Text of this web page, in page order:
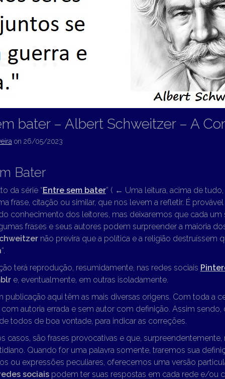
bater – Albert Schweitzer – A
on 26/05/2023
Bater
da série “Entre sem bater” ( ← Uma leitura, acima de tudo,
frase, citação ou similar, que nos levem a refletir. É
conhecimento dos leitores, mas deixaremos que cada um
frases e seus autores podem surpreender a maioria
não previra que a política e a religião destruíssem
“.
terá reprodução, resumidamente, nas redes sociais
e, eventualmente, em outras isoladamente.
publicação aqui têm as mais diversas origens. Com toda a
com autoria errada e sem autor com definição. Assim
todos de boa vontade, para indicar as correções.
casos, são frases provocativas e que,
Quando for uma palavra somente, traremos sua
ou expressões peculiares, oferecemos uma versão
sociaispodem ter suas respostas em cada rede e/ou